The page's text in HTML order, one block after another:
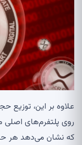
علاوه بر این، توزیع
که نشان می‌دهد هر